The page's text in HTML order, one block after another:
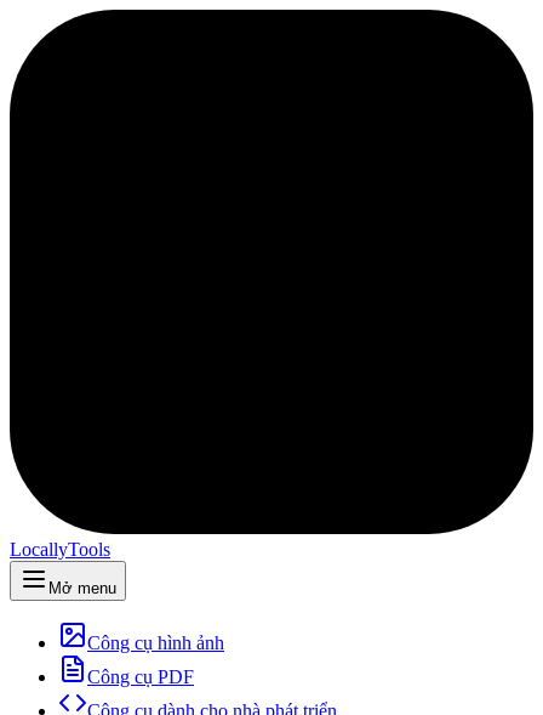
LocallyTools
Mở menu
Công cụ hình ảnh
Công cụ PDF
Công cụ dành cho nhà phát triển